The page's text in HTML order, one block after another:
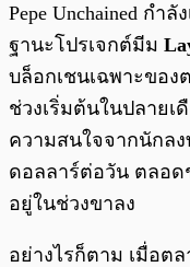
Pepe Unchained กำ
ฐานะโปรเจกต์มีม
บล็อกเชนเฉพาะของ
ช่วงเริ่มต้นในปลาย
ความสนใจจากนักลง
ดอลลาร์ต่อวัน ตลอ
อยู่ในช่วงขาลง
อย่างไรก็ตาม เมื่อต